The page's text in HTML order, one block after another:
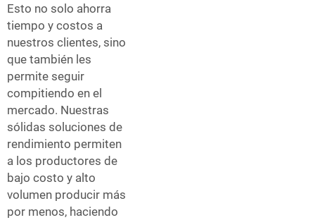
Esto no solo ahorra
tiempo y costos a
nuestros clientes, sino
que también les
permite seguir
compitiendo en el
mercado. Nuestras
sólidas soluciones de
rendimiento permiten
a los productores de
bajo costo y alto
volumen producir más
por menos, haciendo